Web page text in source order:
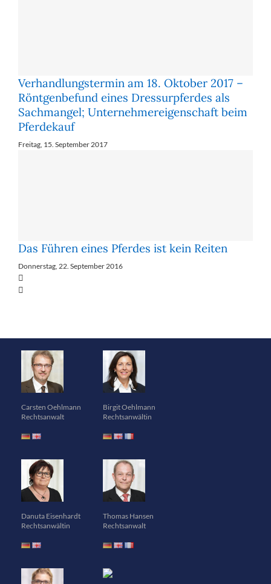
Verhandlungstermin am 18. Oktober 2017 –
Röntgenbefund eines Dressurpferdes als
Sachmangel; Unternehmereigenschaft beim
Pferdekauf
Freitag, 15. September 2017
Das Führen eines Pferdes ist kein Reiten
Donnerstag, 22. September 2016
Carsten Oehlmann
Rechtsanwalt
Birgit Oehlmann
Rechtsanwältin
Danuta Eisenhardt
Rechtsanwältin
Thomas Hansen
Rechtsanwalt